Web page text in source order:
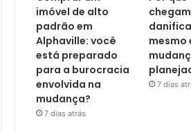
imóvel de alto
padrão em
Alphaville: você
está preparado
para a burocracia
envolvida na
mudança?
7 dias atrás
chegam
mesmo
7 dias